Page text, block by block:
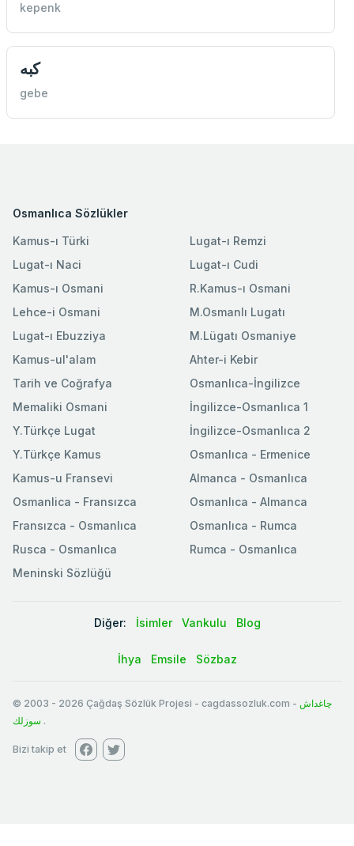
kepenk
كبه
gebe
Osmanlıca Sözlükler
Kamus-ı Türki
Lugat-ı Naci
Kamus-ı Osmani
Lehce-i Osmani
Lugat-ı Ebuzziya
Lugat-ı Remzi
Lugat-ı Cudi
R.Kamus-ı Osmani
M.Osmanlı Lugatı
M.Lügatı Osmaniye
Kamus-ul'alam
Tarih ve Coğrafya
Memaliki Osmani
Y.Türkçe Lugat
Y.Türkçe Kamus
Ahter-i Kebir
Osmanlıca-İngilizce
İngilizce-Osmanlıca 1
İngilizce-Osmanlıca 2
Osmanlıca - Ermenice
Kamus-u Fransevi
Osmanlica - Fransızca
Fransızca - Osmanlıca
Rusca - Osmanlıca
Meninski Sözlüğü
Almanca - Osmanlıca
Osmanlıca - Almanca
Osmanlıca - Rumca
Rumca - Osmanlıca
Diğer: İsimler Vankulu Blog
İhya Emsile Sözbaz
© 2003 - 2026 Çağdaş Sözlük Projesi - cagdassozluk.com - چاغداش
سوزلك .
Bizi takip et